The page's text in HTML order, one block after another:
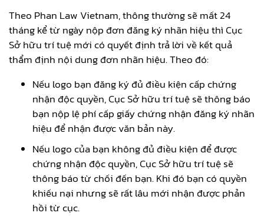
Theo Phan Law Vietnam, thông thường sẽ mất 24
tháng kể từ ngày nộp đơn đăng ký nhãn hiệu thì Cục
Sở hữu trí tuệ mới có quyết định trả lời về kết quả
thẩm định nội dung đơn nhãn hiệu. Theo đó:
Nếu logo bạn đăng ký đủ điều kiện cấp chứng
nhận độc quyền, Cục Sở hữu trí tuệ sẽ thông báo
bạn nộp lệ phí cấp giấy chứng nhận đăng ký nhãn
hiệu để nhận được văn bản này.
Nếu logo của bạn không đủ điều kiện để được
chứng nhận độc quyền, Cục Sở hữu trí tuệ sẽ
thông báo từ chối đến bạn. Khi đó bạn có quyền
khiếu nại nhưng sẽ rất lâu mới nhận được phản
hồi từ cục.